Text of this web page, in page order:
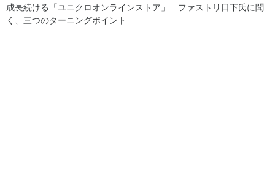
成長続ける「ユニクロオンラインストア」 ファストリ日下氏に聞
く、三つのターニングポイント